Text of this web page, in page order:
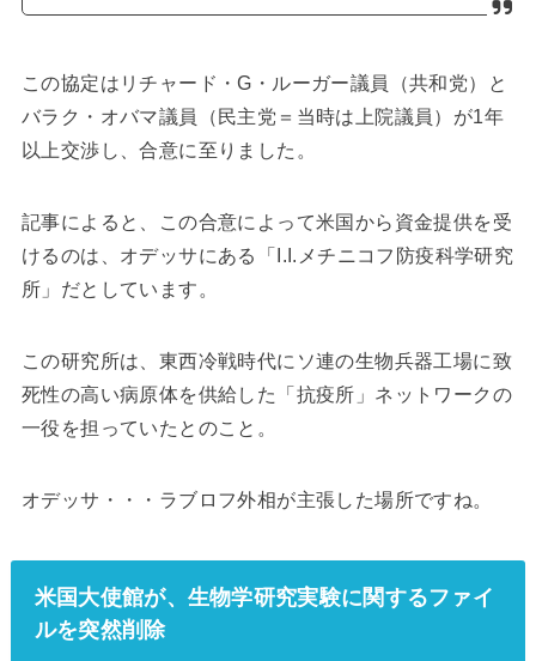
この協定はリチャード・G・ルーガー議員（共和党）と
バラク・オバマ議員（民主党＝当時は上院議員）が1年
以上交渉し、合意に至りました。
記事によると、この合意によって米国から資金提供を受
けるのは、オデッサにある「I.I.メチニコフ防疫科学研究
所」だとしています。
この研究所は、東西冷戦時代にソ連の生物兵器工場に致
死性の高い病原体を供給した「抗疫所」ネットワークの
一役を担っていたとのこと。
オデッサ・・・ラブロフ外相が主張した場所ですね。
米国大使館が、生物学研究実験に関するファイ
ルを突然削除